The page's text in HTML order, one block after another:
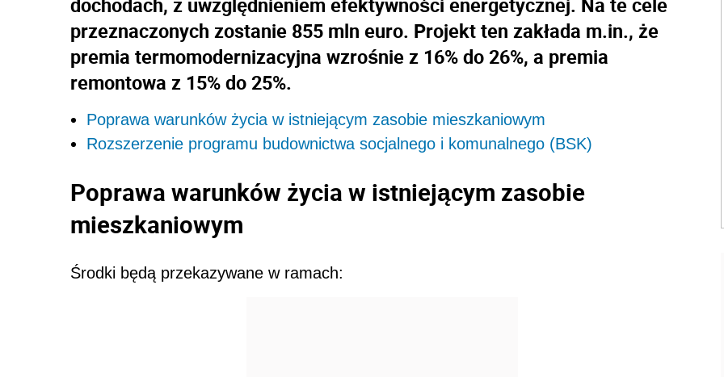
dochodach, z uwzględnieniem efektywności energetycznej. Na te cele
przeznaczonych zostanie 855 mln euro. Projekt ten zakłada m.in., że
premia termomodernizacyjna wzrośnie z 16% do 26%, a premia
remontowa z 15% do 25%.
Poprawa warunków życia w istniejącym zasobie mieszkaniowym
Rozszerzenie programu budownictwa socjalnego i komunalnego (BSK)
Poprawa warunków życia w istniejącym zasobie
mieszkaniowym
Środki będą przekazywane w ramach: